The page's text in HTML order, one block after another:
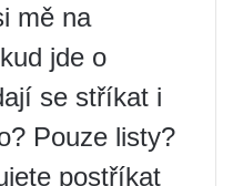
mě na
jde o
se stříkat i
Pouze listy?
postříkat